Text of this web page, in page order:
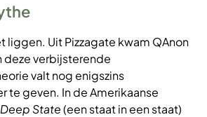
liggen. Uit Pizzagate kwam QAnon
deze verbijsterende
valt nog enigszins
te geven. In de Amerikaanse
Deep State(een staat in een staat)